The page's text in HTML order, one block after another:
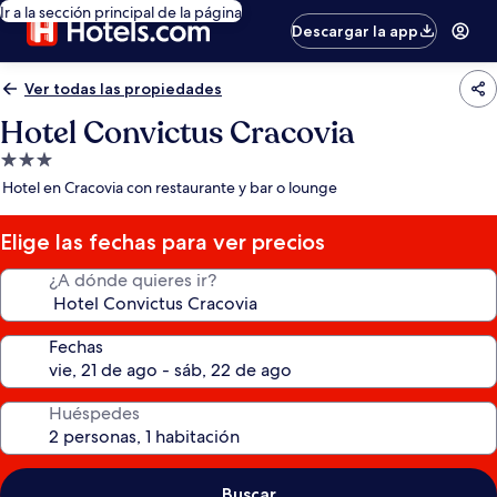
Ir a la sección principal de la página
Descargar la app
Ver todas las propiedades
Hotel Convictus Cracovia
Propiedad
de
estrellas
Hotel en Cracovia con restaurante y bar o lounge
Elige las fechas para ver precios
¿A dónde quieres ir?
Fechas
Huéspedes